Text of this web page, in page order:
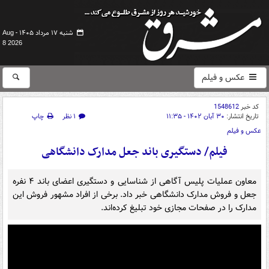
شنبه ۱۷ مرداد ۱۴۰۵ -
Aug
8 2026
عکس و فیلم
کد خبر1548612
تاریخ انتشار: ۳۰ آبان ۱۴۰۲ - ۱۱:۳۵ ۱ نظر
چاپ
عکس و فیلم
فیلم/ دستگیری باند جعل مدارک دانشگاهی
معاون عملیات پلیس آگاهی از شناسایی و دستگیری اعضای باند ۴ نفره
جعل و فروش مدارک دانشگاهی خبر داد. برخی از افراد مشهور فروش این
مدارک را در صفحات مجازی خود تبلیغ کرده‌اند.